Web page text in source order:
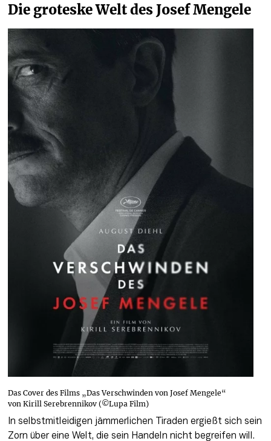
Die groteske Welt des Josef Mengele
Das Cover des Films „Das Verschwinden von Josef Mengele“
von Kirill Serebrennikov (©Lupa Film)
In selbstmitleidigen jämmerlichen Tiraden ergießt sich sein
Zorn über eine Welt, die sein Handeln nicht begreifen will.